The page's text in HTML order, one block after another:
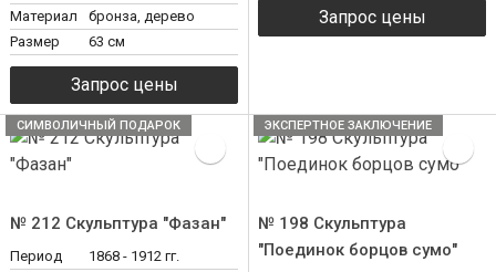
Материал
бронза, дерево
Размер
63 см
№ 212 Скульптура "Фазан"
Период 1868 - 1912 гг.
СИМВОЛИЧНЫЙ ПОДАРОК
№ 198 Скульптура
"Поединок борцов сумо"
ЭКСПЕРТНОЕ ЗАКЛЮЧЕНИЕ